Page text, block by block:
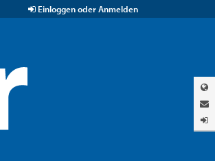
Einloggen oder Anmelden